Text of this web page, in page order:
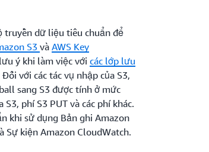
truyền dữ liệu tiêu chuẩn để
S3 và AWS Key
ý khi làm việc với các lớp lưu
với các tác vụ nhập của S3,
sang S3 được tính ở mức
phí S3 PUT và các phí khác.
khi sử dụng Bản ghi Amazon
Sự kiện Amazon CloudWatch.